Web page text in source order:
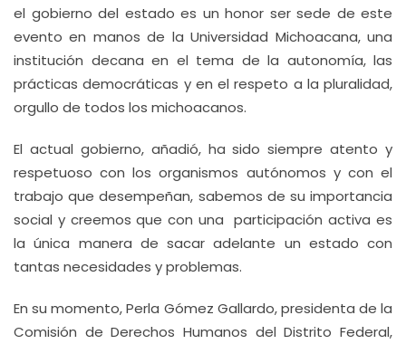
el gobierno del estado es un honor ser sede de este
evento en manos de la Universidad Michoacana, una
institución decana en el tema de la autonomía, las
prácticas democráticas y en el respeto a la pluralidad,
orgullo de todos los michoacanos.
El actual gobierno, añadió, ha sido siempre atento y
respetuoso con los organismos autónomos y con el
trabajo que desempeñan, sabemos de su importancia
social y creemos que con una participación activa es
la única manera de sacar adelante un estado con
tantas necesidades y problemas.
En su momento, Perla Gómez Gallardo, presidenta de la
Comisión de Derechos Humanos del Distrito Federal,